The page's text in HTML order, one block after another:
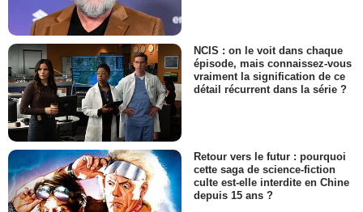
NCIS : on le voit dans chaque
épisode, mais connaissez-vous
vraiment la signification de ce
détail récurrent dans la série ?
Retour vers le futur : pourquoi
cette saga de science-fiction
culte est-elle interdite en Chine
depuis 15 ans ?